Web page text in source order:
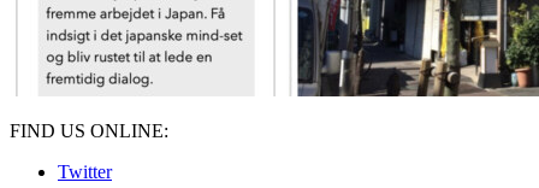
FIND US ONLINE:
Twitter